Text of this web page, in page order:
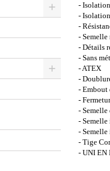
-
-
-
- Semelle
- Détails
- Sans
- ATEX
-
- Embout
-
- Semelle
-
-
- Tige
- UNI EN